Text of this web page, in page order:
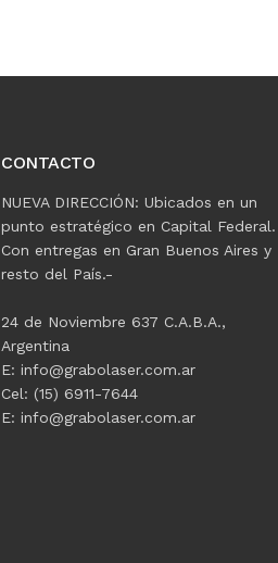
CONTACTO
NUEVA DIRECCIÓN: Ubicados en un
punto estratégico en Capital Federal.
Con entregas en Gran Buenos Aires y
resto del País.-
24 de Noviembre 637 C.A.B.A.,
Argentina
E: info@grabolaser.com.ar
Cel: (15) 6911-7644
E: info@grabolaser.com.ar